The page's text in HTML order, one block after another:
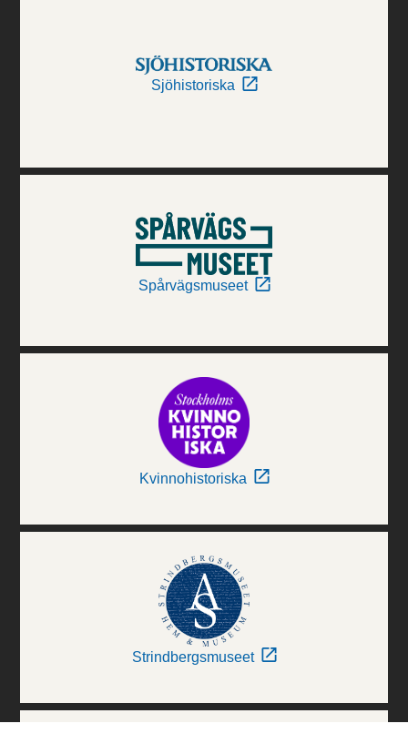
Sjöhistoriska
Spårvägsmuseet
Kvinnohistoriska
Strindbergsmuseet